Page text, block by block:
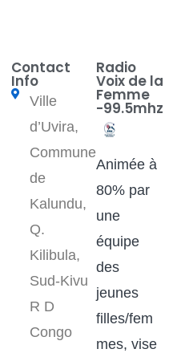
Contact
Info
Ville
d’Uvira,
Commune
de
Kalundu,
Q.
Kilibula,
Sud-Kivu
R D
Congo
Radio
Voix de la
Femme
-99.5mhz
Animée à
80% par
une
équipe
des
jeunes
filles/fem
mes, vise